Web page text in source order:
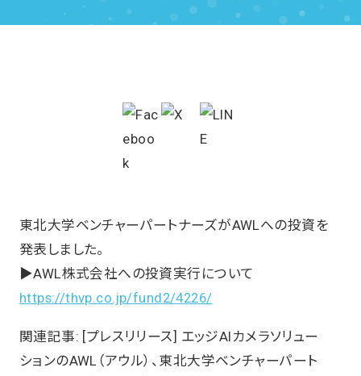
東北大学ベンチャーパートナーズがAWLへの投資を
発表しました。
▶AWL株式会社への投資実行について
https://thvp.co.jp/fund2/4226/
関連記事: [プレスリリース] エッジAIカメラソリュー
ションのAWL（アウル）、東北大学ベンチャーパート